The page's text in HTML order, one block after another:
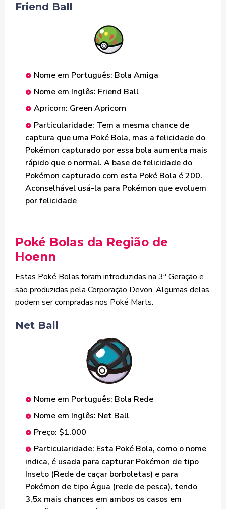
Friend Ball
Nome em Português: Bola Amiga
Nome em Inglês: Friend Ball
Apricorn: Green Apricorn
Particularidade: Tem a mesma chance de
captura que uma Poké Bola, mas a felicidade do
Pokémon capturado por essa bola aumenta mais
rápido que o normal. A base de felicidade do
Pokémon capturado com esta Poké Bola é 200.
Aconselhável usá-la para Pokémon que evoluem
por felicidade
Poké Bolas da Região de
Hoenn
Estas Poké Bolas foram introduzidas na 3ª Geração e
são produzidas pela Corporação Devon. Algumas delas
podem ser compradas nos Poké Marts.
Net Ball
Nome em Português: Bola Rede
Nome em Inglês: Net Ball
Preço: $1.000
Particularidade: Esta Poké Bola, como o nome
indica, é usada para capturar Pokémon de tipo
Inseto (Rede de caçar borboletas) e para
Pokémon de tipo Água (rede de pesca), tendo
3,5x mais chances em ambos os casos em